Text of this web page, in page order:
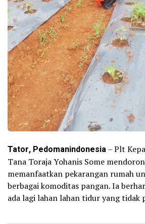
Tator, Pedomanindonesia– Plt
Tana Toraja Yohanis Some
memanfaatkan pekarangan rumah
berbagai komoditas pangan. Ia
ada lagi lahan lahan tidur yang tidak